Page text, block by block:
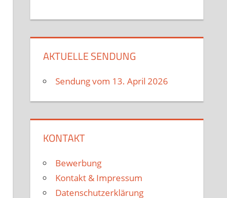
AKTUELLE SENDUNG
Sendung vom 13. April 2026
KONTAKT
Bewerbung
Kontakt & Impressum
Datenschutzerklärung